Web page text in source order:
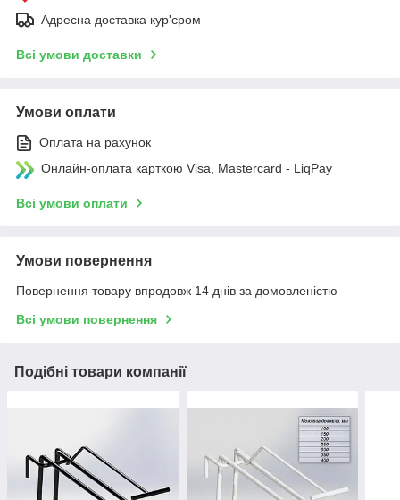
Адресна доставка кур'єром
Всі умови доставки
Умови оплати
Оплата на рахунок
Онлайн-оплата карткою Visa, Mastercard - LiqPay
Всі умови оплати
Умови повернення
Повернення товару впродовж 14 днів за домовленістю
Всі умови повернення
Подібні товари компанії